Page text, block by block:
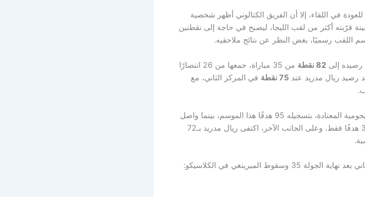
في اللقاء، إلا أن الفريق الكتالوني أظهر شخصية
قرّبته أكثر من لقب الليجا، ليصبح في حاجة إلى نقطتين
اللقب رسميًا، بغض النظر عن نتائج ملاحقيه.
رصيده إلى 82 نقطة
من 35 مباراة، جمعها من 26 انتصارًا
75 نقطة
في المركز الثاني، مع
ويبدو أن برشلونة استعاد شراسته الهجومية المعتادة، بتسجيله 95 هدفًا هذا الموسم، بينما واصل
دفاعه تقديم أداء مقبول باستقباله 36 هدفًا فقط. وعلى الجانب الآخر، اكتفى ريال مدريد بـ72
الميرينغي في الكلاسيكو: